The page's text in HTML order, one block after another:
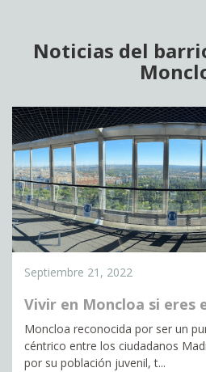
Noticias del
Septiembre 21, 2022
Vivir en Moncloa si eres
Moncloa reconocida por ser un
céntrico entre los ciudadanos
por su población juvenil, t...